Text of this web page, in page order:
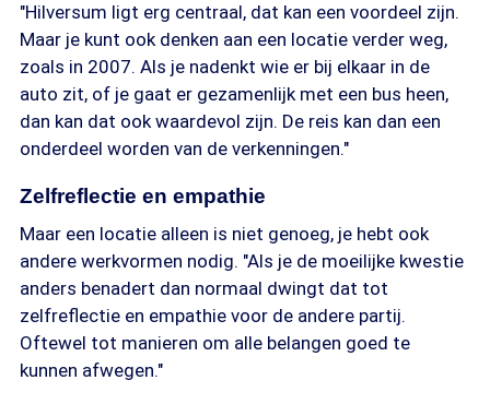
"Hilversum ligt erg centraal, dat kan een voordeel zijn.
Maar je kunt ook denken aan een locatie verder weg,
zoals in 2007. Als je nadenkt wie er bij elkaar in de
auto zit, of je gaat er gezamenlijk met een bus heen,
dan kan dat ook waardevol zijn. De reis kan dan een
onderdeel worden van de verkenningen."
Zelfreflectie en empathie
Maar een locatie alleen is niet genoeg, je hebt ook
andere werkvormen nodig. "Als je de moeilijke kwestie
anders benadert dan normaal dwingt dat tot
zelfreflectie en empathie voor de andere partij.
Oftewel tot manieren om alle belangen goed te
kunnen afwegen."